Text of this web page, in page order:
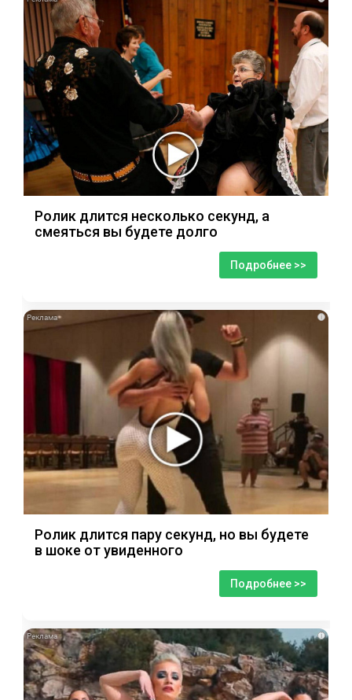
Ролик длится несколько секунд, а
смеяться вы будете долго
Подробнее >>
i
Ролик длится пару секунд, но вы будете
в шоке от увиденного
Подробнее >>
i